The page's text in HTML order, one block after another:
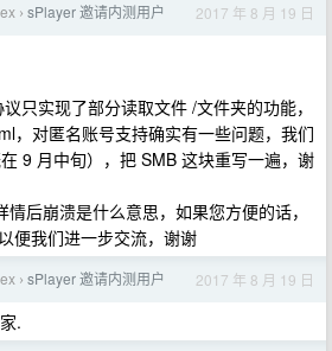
› sPlayer 邀请内测用户 2017 年 8 月 19 日
只实现了部分读取文件 /文件夹的功能，
，对匿名账号支持确实有一些问题，我们
9 月中旬），把 SMB 这块重写一遍，谢
后崩溃是什么意思，如果您方便的话，
便我们进一步交流，谢谢
› sPlayer 邀请内测用户 2017 年 8 月 19 日
.